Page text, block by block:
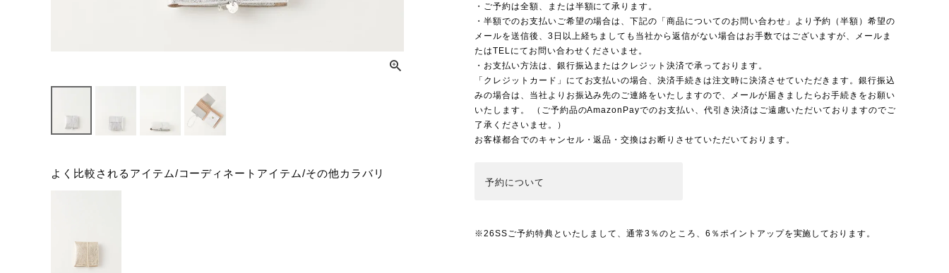
よく比較されるアイテム/コーディネートアイテム/その他カラバリ
・ご予約は全額、または半額にて承ります。
・半額でのお支払いご希望の場合は、下記の「商品についてのお問い合わせ」より予約（半額）希望の
メールを送信後、3日以上経ちましても当社から返信がない場合はお手数ではございますが、メールま
たはTELにてお問い合わせくださいませ。
・お支払い方法は、銀行振込またはクレジット決済で承っております。
「クレジットカード」にてお支払いの場合、決済手続きは注文時に決済させていただきます。銀行振込
みの場合は、当社よりお振込み先のご連絡をいたしますので、メールが届きましたらお手続きをお願い
いたします。 （ご予約品のAmazonPayでのお支払い、代引き決済はご遠慮いただいておりますのでご
了承くださいませ。）
お客様都合でのキャンセル・返品・交換はお断りさせていただいております。
予約 について
※26SSご予約特典といたしまして、通常3％のところ、6％ポイントアップを実施しております。